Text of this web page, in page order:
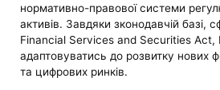
нормативно-правової системи
активів. Завдяки зконодавчій базі,
Financial Services and Securities Act,
адаптовуватись до розвитку нових
та цифрових ринків.